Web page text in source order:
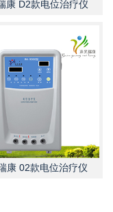
康 D2款电位治疗仪
康 02款电位治疗仪